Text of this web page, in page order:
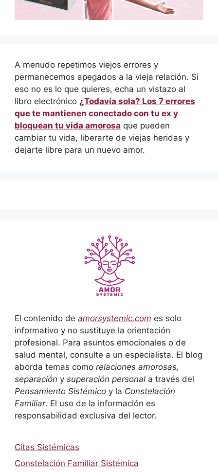
A menudo repetimos viejos errores y
permanecemos apegados a la vieja relación. Si
eso no es lo que quieres, echa un vistazo al
libro electrónico ¿Todavía sola? Los 7 errores
que te mantienen conectado con tu ex y
bloquean tu vida amorosa que pueden
cambiar tu vida, liberarte de viejas heridas y
dejarte libre para un nuevo amor.
El contenido de amorsystemic.com es solo
informativo y no sustituye la orientación
profesional. Para asuntos emocionales o de
salud mental, consulte a un especialista. El blog
aborda temas como relaciones amorosas,
separación y superación personal a través del
Pensamiento Sistémico y la Constelación
Familiar. El uso de la información es
responsabilidad exclusiva del lector.
Citas Sistémicas
Constelación Familiar Sistémica